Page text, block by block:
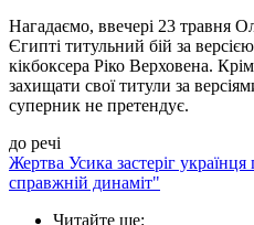
Нагадаємо, ввечері 23 травня
Єгипті титульний бій за
кікбоксера Ріко Верховена.
захищати свої титули за
суперник не претендує.
до речі
Жертва Усика застеріг
справжній динаміт"
Читайте ще: